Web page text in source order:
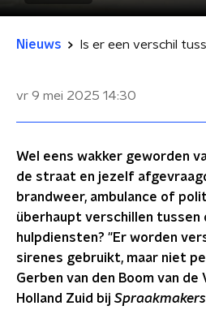
Nieuws
vr 9 mei 2025 14:30
Wel eens wakker geworden
de straat en jezelf
brandweer, ambulance of
überhaupt verschillen tussen
hulpdiensten? "Er worden
sirenes gebruikt, maar niet
Gerben van den Boom van
Holland Zuid bij Spraakmakers